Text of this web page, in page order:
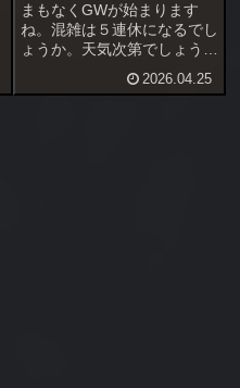
まもなくGWが始まります
ね。混雑は５連休になるでし
ょうか。天気次第でしょうけ
ど３～５日は道路も激しく混
みそうです。私はGWは予定
2026.04.25